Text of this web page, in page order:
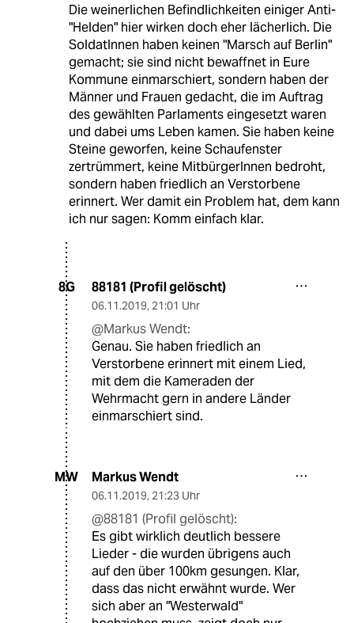
Die weinerlichen Befindlichkeiten einiger Anti-
"Helden" hier wirken doch eher lächerlich. Die
SoldatInnen haben keinen "Marsch auf Berlin"
gemacht; sie sind nicht bewaffnet in Eure
Kommune einmarschiert, sondern haben der
Männer und Frauen gedacht, die im Auftrag
des gewählten Parlaments eingesetzt waren
und dabei ums Leben kamen. Sie haben keine
Steine geworfen, keine Schaufenster
zertrümmert, keine MitbürgerInnen bedroht,
sondern haben friedlich an Verstorbene
erinnert. Wer damit ein Problem hat, dem kann
ich nur sagen: Komm einfach klar.
8G 88181 (Profil gelöscht)
06.11.2019, 21:01 Uhr
@Markus Wendt:
Genau. Sie haben friedlich an
Verstorbene erinnert mit einem Lied,
mit dem die Kameraden der
Wehrmacht gern in andere Länder
einmarschiert sind.
MW Markus Wendt
06.11.2019, 21:23 Uhr
@88181 (Profil gelöscht):
Es gibt wirklich deutlich bessere
Lieder - die wurden übrigens auch
auf den über 100km gesungen. Klar,
dass das nicht erwähnt wurde. Wer
sich aber an "Westerwald"